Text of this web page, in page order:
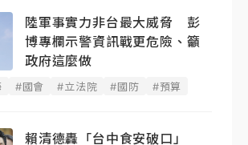
陸軍事實力非台最大威脅 彭
博專欄示警資訊戰更危險、籲
政府這麼做
#國會 #立法院 #國防 #預算
賴清德轟「台中食安破口」